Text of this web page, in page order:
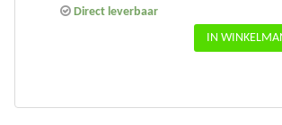
Direct leverbaar
IN